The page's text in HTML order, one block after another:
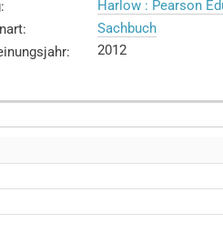
:
Harlow : Pearson
:
Sachbuch
: 2012